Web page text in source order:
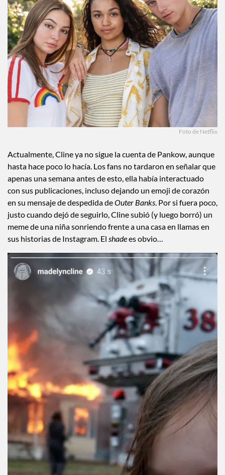
Foto de Netflix
Actualmente, Cline ya no sigue la cuenta de Pankow, aunque
hasta hace poco lo hacía. Los fans no tardaron en señalar que
apenas una semana antes de esto, ella había interactuado
con sus publicaciones, incluso dejando un emoji de corazón
en su mensaje de despedida deOuter Banks. Por si fuera poco,
justo cuando dejó de seguirlo, Cline subió (y luego borró) un
meme de una niña sonriendo frente a una casa en llamas en
sus historias de Instagram. El shadees obvio…